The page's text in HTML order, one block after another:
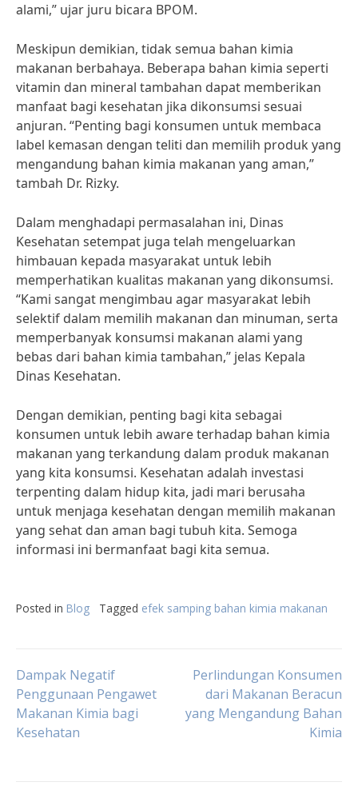
alami,” ujar juru bicara BPOM.
Meskipun demikian, tidak semua bahan kimia
makanan berbahaya. Beberapa bahan kimia seperti
vitamin dan mineral tambahan dapat memberikan
manfaat bagi kesehatan jika dikonsumsi sesuai
anjuran. “Penting bagi konsumen untuk membaca
label kemasan dengan teliti dan memilih produk yang
mengandung bahan kimia makanan yang aman,”
tambah Dr. Rizky.
Dalam menghadapi permasalahan ini, Dinas
Kesehatan setempat juga telah mengeluarkan
himbauan kepada masyarakat untuk lebih
memperhatikan kualitas makanan yang dikonsumsi.
“Kami sangat mengimbau agar masyarakat lebih
selektif dalam memilih makanan dan minuman, serta
memperbanyak konsumsi makanan alami yang
bebas dari bahan kimia tambahan,” jelas Kepala
Dinas Kesehatan.
Dengan demikian, penting bagi kita sebagai
konsumen untuk lebih aware terhadap bahan kimia
makanan yang terkandung dalam produk makanan
yang kita konsumsi. Kesehatan adalah investasi
terpenting dalam hidup kita, jadi mari berusaha
untuk menjaga kesehatan dengan memilih makanan
yang sehat dan aman bagi tubuh kita. Semoga
informasi ini bermanfaat bagi kita semua.
Posted in Blog Tagged efek samping bahan kimia makanan
Post
navigation
Dampak Negatif
Penggunaan Pengawet
Makanan Kimia bagi
Kesehatan
Perlindungan Konsumen
dari Makanan Beracun
yang Mengandung Bahan
Kimia